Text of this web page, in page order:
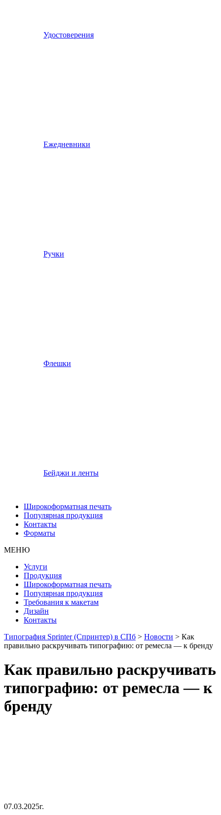
Удостоверения
Ежедневники
Ручки
Флешки
Бейджи и ленты
Широкоформатная печать
Популярная продукция
Контакты
Форматы
МЕНЮ
Услуги
Продукция
Широкоформатная печать
Популярная продукция
Требования к макетам
Дизайн
Контакты
Типография Sprinter (Спринтер) в СПб > Новости > Как
правильно раскручивать типографию: от ремесла — к бренду
Как правильно раскручивать
типографию: от ремесла — к
бренду
07.03.2025г.